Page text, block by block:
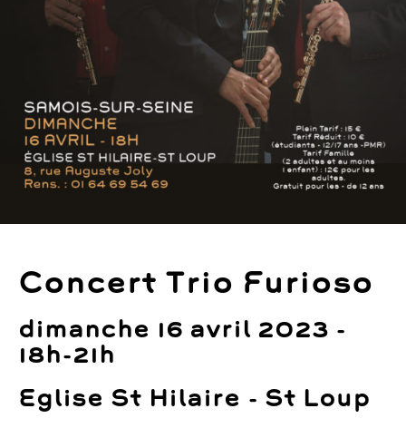
Concert Trio Furioso
dimanche 16 avril 2023 -
18h-21h
Eglise St Hilaire - St Loup